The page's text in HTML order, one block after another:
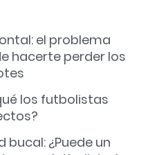
el problema
hacerte perder los
los futbolistas
bucal: ¿Puede un